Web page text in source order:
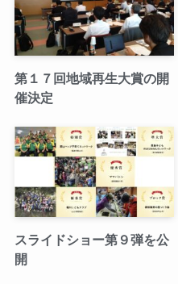
第１７回地域再生大賞の開
催決定
スライドショー第９弾を公
開